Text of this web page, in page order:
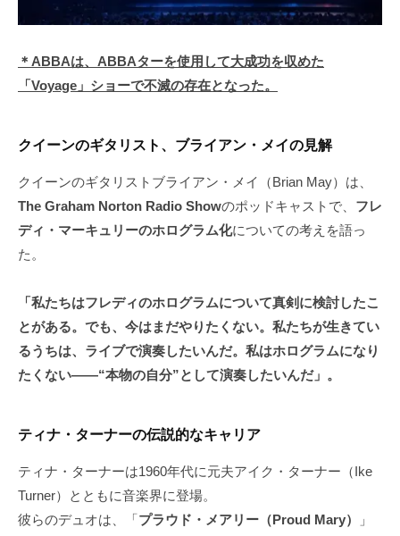
＊ABBAは、ABBAターを使用して大成功を収めた
「Voyage」ショーで不滅の存在となった。
クイーンのギタリスト、ブライアン・メイの見解
クイーンのギタリストブライアン・メイ（Brian May）は、
The Graham Norton Radio Showのポッドキャストで、 フレ
ディ・マーキュリーのホログラム化についての考えを語っ
た。
「私たちはフレディのホログラムについて真剣に検討したこ
とがある。でも、今はまだやりたくない。私たちが生きてい
るうちは、ライブで演奏したいんだ。私はホログラムになり
たくない——“本物の自分”として演奏したいんだ」。
ティナ・ターナーの伝説的なキャリア
ティナ・ターナーは1960年代に元夫アイク・ターナー（Ike
Turner）とともに音楽界に登場。
彼らのデュオは、「プラウド・メアリー（Proud Mary） 」